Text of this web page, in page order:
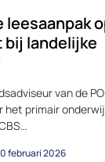
leesaanpak
landelijke
van de
het primair
februari 2026